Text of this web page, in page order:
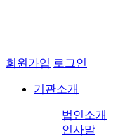
회원가입 로그인
기관소개
법인소개
인사말